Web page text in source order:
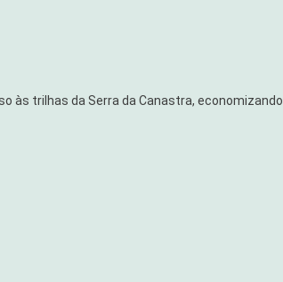
às trilhas da Serra da Canastra, economizando